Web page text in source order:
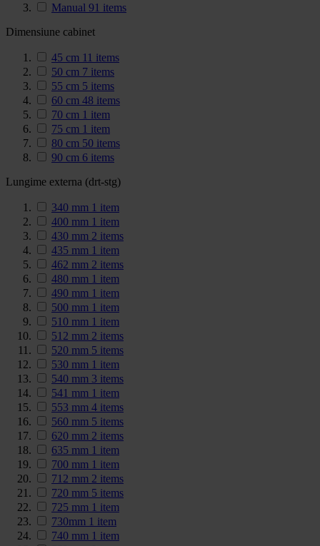
Manual 91 items
Dimensiune cabinet
45 cm 11 items
50 cm 7 items
55 cm 5 items
60 cm 48 items
70 cm 1 item
75 cm 1 item
80 cm 50 items
90 cm 6 items
Lungime externa (drt-stg)
340 mm 1 item
400 mm 1 item
430 mm 2 items
435 mm 1 item
462 mm 2 items
480 mm 1 item
490 mm 1 item
500 mm 1 item
510 mm 1 item
512 mm 2 items
520 mm 5 items
530 mm 1 item
540 mm 3 items
541 mm 1 item
553 mm 4 items
560 mm 5 items
620 mm 2 items
635 mm 1 item
700 mm 1 item
712 mm 2 items
720 mm 5 items
725 mm 1 item
730mm 1 item
740 mm 1 item